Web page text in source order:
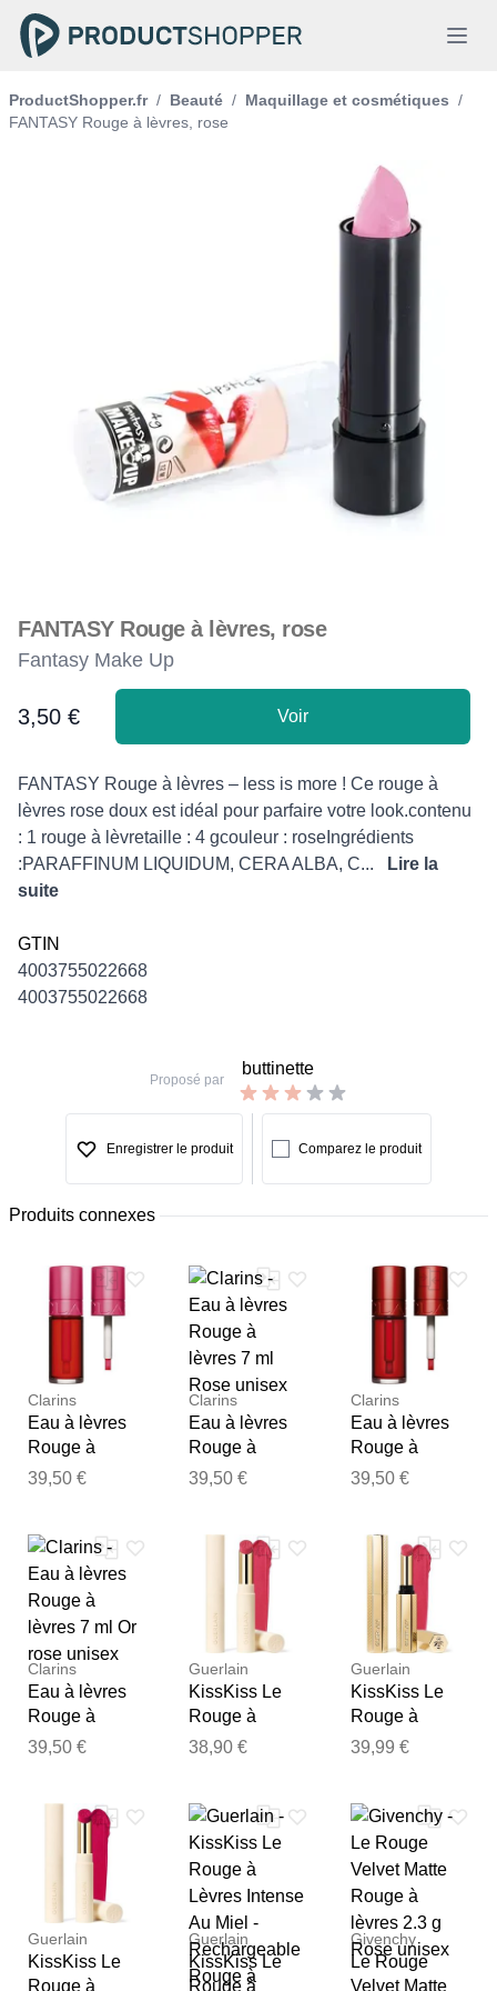
ProductShopper.fr / Beauté / Maquillage et cosmétiques /
FANTASY Rouge à lèvres, rose
FANTASY Rouge à lèvres, rose
Fantasy Make Up
Product information
3,50 € Voir
Description
FANTASY Rouge à lèvres – less is more ! Ce rouge à
lèvres rose doux est idéal pour parfaire votre look.contenu
: 1 rouge à lèvretaille : 4 gcouleur : roseIngrédients
:PARAFFINUM LIQUIDUM, CERA ALBA, C...
Lire la
suite
GTIN
4003755022668
4003755022668
Proposé par
buttinette
Enregistrer le produit Comparez le produit
Produits connexes
Clarins
Eau à lèvres
Rouge à
lèvres 7 ml
39,50 €
Clarins
Eau à lèvres
Rouge à
lèvres 7 ml
39,50 €
Clarins
Eau à lèvres
Rouge à
lèvres 7 ml
39,50 €
Clarins
Eau à lèvres
Rouge à
lèvres 7 ml Or
39,50 €
Guerlain
KissKiss Le
Rouge à
Lèvres Intense
Rouge à
lèvres 1.85 g
Rose unisex
38,90 €
Guerlain
KissKiss Le
Rouge à
Lèvres Intense
Rouge à
lèvres 1.85 g
Rose unisex
39,99 €
Guerlain
KissKiss Le
Rouge à
Guerlain
KissKiss Le
Rouge à
Givenchy
Le Rouge
Velvet Matte
Merci pour votre avis
examiner vos commentaires
avant de les publier.